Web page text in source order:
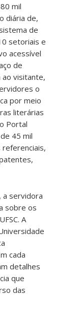
mil
diária de,
de
setoriais e
acessível
de
visitante,
o
por meio
literárias
Portal
45 mil
a servidora
sobre os
A
cada
detalhes
que
das